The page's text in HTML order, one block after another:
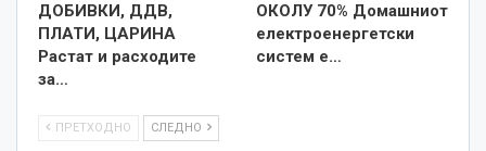
ДОБИВКИ, ДДВ,
ПЛАТИ, ЦАРИНА
Растат и расходите
за…
ОКОЛУ 70% Домашниот
електроенергетски
систем е…
ПРЕТХОДНО СЛЕДНО